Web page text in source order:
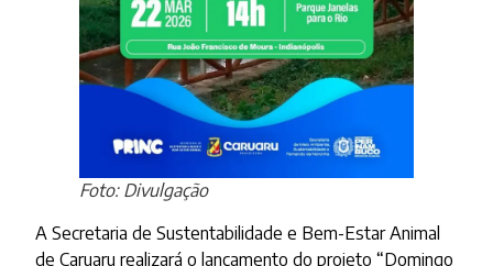
Foto: Divulgação
A Secretaria de Sustentabilidade e Bem-Estar Animal
de Caruaru realizará o lançamento do projeto “Domingo